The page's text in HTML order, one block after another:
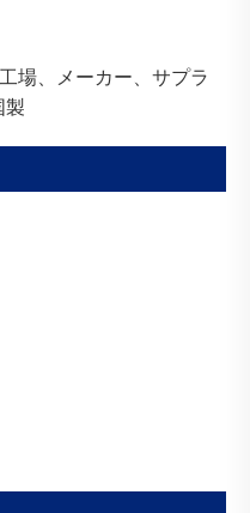
場、メーカー、サプラ
製